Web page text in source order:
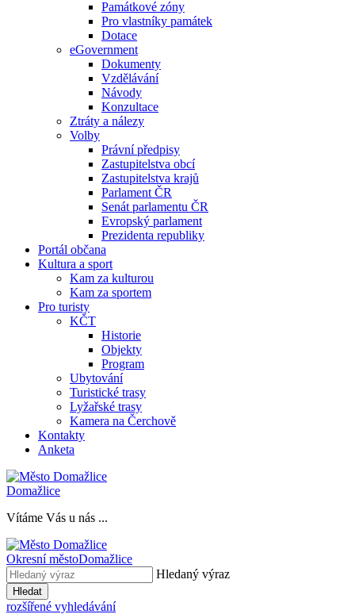
Památkové zóny
Pro vlastníky památek
Dotace
eGovernment
Dokumenty
Vzdělávání
Návody
Konzultace
Ztráty a nálezy
Volby
Právní předpisy
Zastupitelstva obcí
Zastupitelstva krajů
Parlament ČR
Senát parlamentu ČR
Evropský parlament
Prezidenta republiky
Portál občana
Kultura a sport
Kam za kulturou
Kam za sportem
Pro turisty
KČT
Historie
Objekty
Program
Ubytování
Turistické trasy
Lyžařské trasy
Kamera na Čerchově
Kontakty
Anketa
Domažlice
Vítáme Vás u nás ...
Okresní městoDomažlice
Hledaný výraz
Hledat
rozšířené vyhledávání